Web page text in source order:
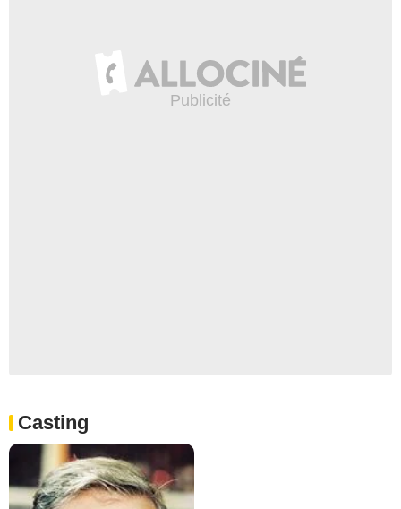
Casting